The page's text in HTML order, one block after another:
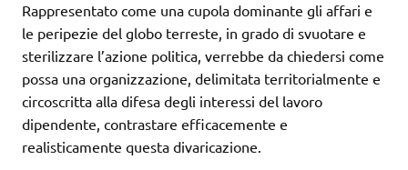
Rappresentato come una cupola dominante gli affari e
le peripezie del globo terreste, in grado di svuotare e
sterilizzare l’azione politica, verrebbe da chiedersi come
possa una organizzazione, delimitata territorialmente e
circoscritta alla difesa degli interessi del lavoro
dipendente, contrastare efficacemente e
realisticamente questa divaricazione.